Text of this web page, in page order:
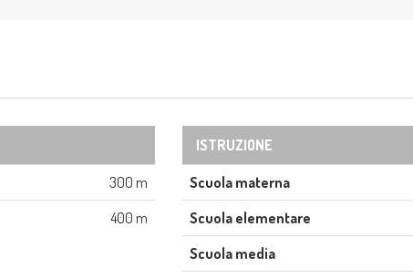
300 m
400 m
ISTRUZIONE
Scuola materna
Scuola elementare
Scuola media